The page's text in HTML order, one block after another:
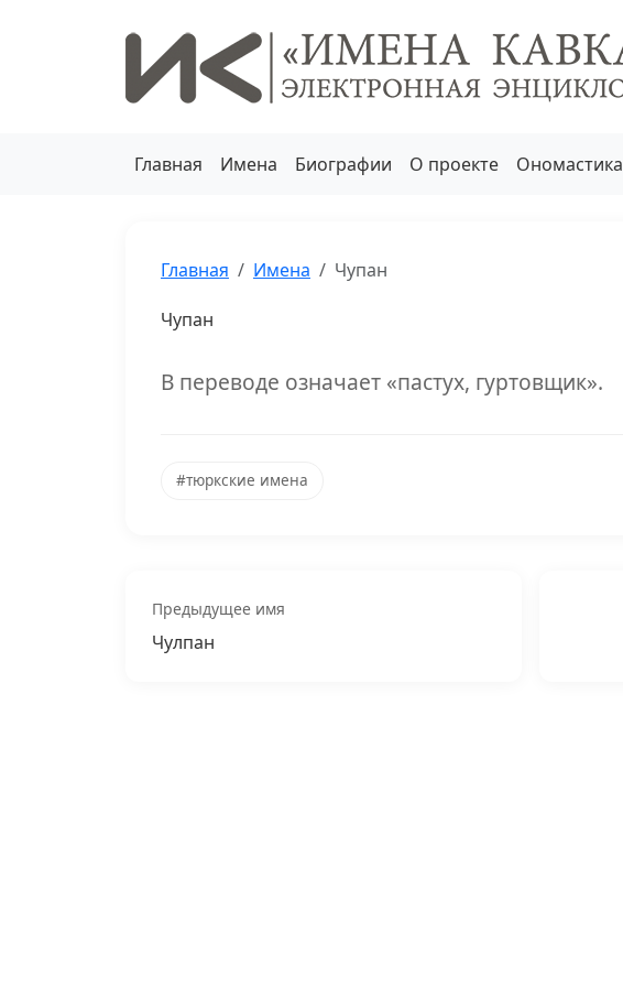
Главная Имена Биографии О проекте Ономастика
Главная Имена Чупан
Чупан
В переводе означает «пастух, гуртовщик».
#тюркские имена
Предыдущее имя
Чулпан